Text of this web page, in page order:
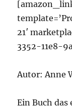
[amazon_link
21′
3352-11e8-
Autor: Anne
Ein Buch